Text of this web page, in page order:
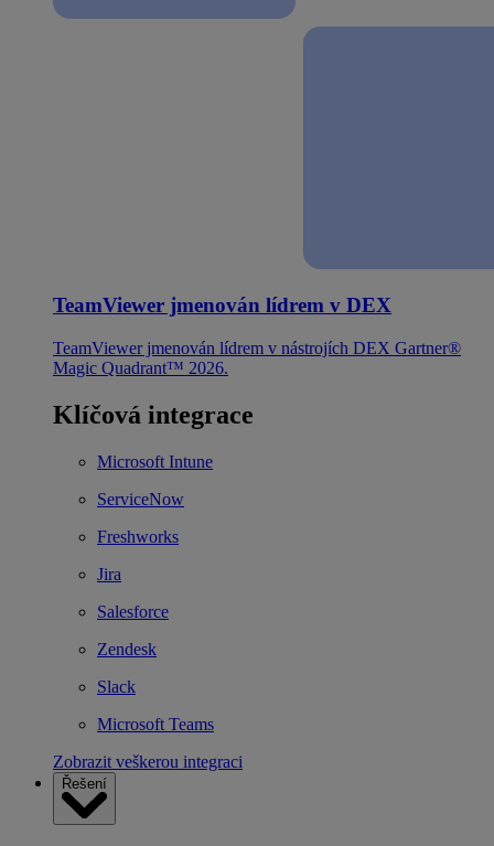
TeamViewer jmenován lídrem v DEX
TeamViewer jmenován lídrem v nástrojích DEX Gartner®
Magic Quadrant™ 2026.
Klíčová integrace
Microsoft Intune
ServiceNow
Freshworks
Jira
Salesforce
Zendesk
Slack
Microsoft Teams
Zobrazit veškerou integraci
Řešení